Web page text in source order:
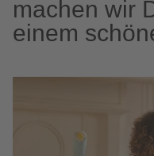
machen wir
einem